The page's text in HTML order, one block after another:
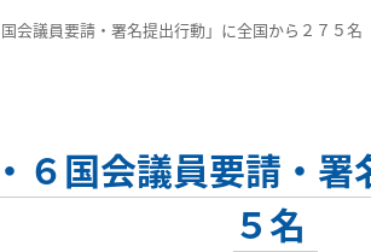
会議員要請・署名提出行動」に全国から２７５名
６国会議員要請・
５名